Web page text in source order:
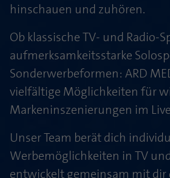
hinschauen und zuhören.
Ob klassische TV- und Radio-
aufmerksamkeitsstarke
Sonderwerbeformen: ARD
vielfältige Möglichkeiten für
Markeninszenierungen im
Unser Team berät dich
Werbemöglichkeiten in TV
entwickelt gemeinsam mit dir